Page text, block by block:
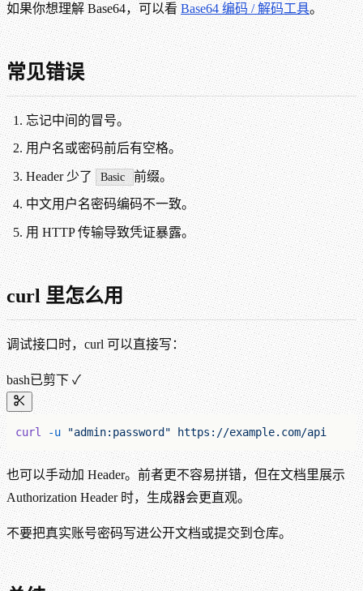
如果你想理解 Base64，可以看Base64 编码 / 解码工具。
常见错误
忘记中间的冒号。
用户名或密码前后有空格。
Header 少了 Basic 前缀。
中文用户名密码编码不一致。
用 HTTP 传输导致凭证暴露。
curl 里怎么用
调试接口时，curl 可以直接写：
bash已剪下 ✓
curl -u "admin:password" https://example.com/api
也可以手动加 Header。前者更不容易拼错，但在文档里展示
Authorization Header 时，生成器会更直观。
不要把真实账号密码写进公开文档或提交到仓库。